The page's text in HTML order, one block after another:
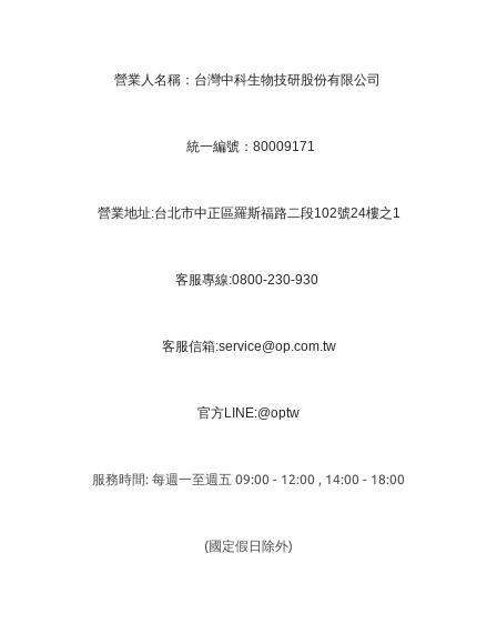
營業人名稱：台灣中科生物技研股份有限公司
統一編號：80009171
營業地址:台北市中正區羅斯福路二段102號24樓之1
客服專線:0800-230-930
客服信箱:service@op.com.tw
官方LINE:@optw
服務時間: 每週一至週五 09:00 - 12:00 , 14:00 - 18:00
(國定假日除外)